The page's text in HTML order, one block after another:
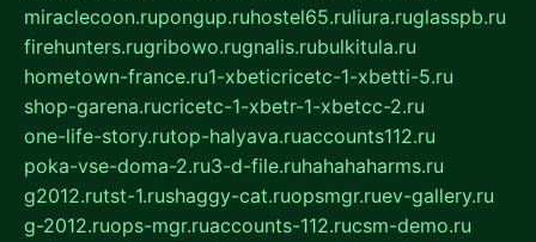
miraclecoon.rupongup.ruhostel65.ruliura.ruglasspb.ru
firehunters.rugribowo.rugnalis.rubulkitula.ru
hometown-france.ru1-xbeticricetc-1-xbetti-5.ru
shop-garena.rucricetc-1-xbetr-1-xbetcc-2.ru
one-life-story.rutop-halyava.ruaccounts112.ru
poka-vse-doma-2.ru3-d-file.ruhahahaharms.ru
g2012.rutst-1.rushaggy-cat.ruopsmgr.ruev-gallery.ru
g-2012.ruops-mgr.ruaccounts-112.rucsm-demo.ru